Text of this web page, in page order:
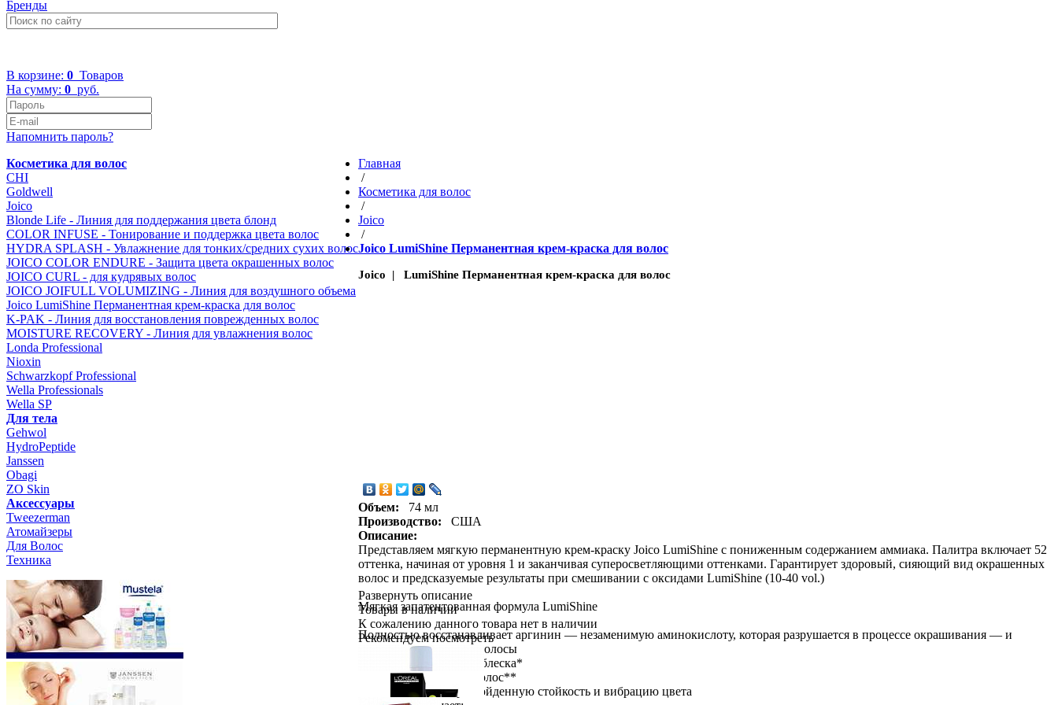
Бренды
В корзине: 0 Товаров
На сумму: 0 руб.
Напомнить пароль?
Косметика для волос
CHI
Goldwell
Joico
Blonde Life - Линия для поддержания цвета блонд
COLOR INFUSE - Тонирование и поддержка цвета волос
HYDRA SPLASH - Увлажнение для тонких/средних сухих волос
JOICO COLOR ENDURE - Защита цвета окрашенных волос
JOICO CURL - для кудрявых волоc
JOICO JOIFULL VOLUMIZING - Линия для воздушного объема
Joico LumiShine Перманентная крем-краска для волос
K-PAK - Линия для восстановления поврежденных волоc
MOISTURE RECOVERY - Линия для увлажнения волос
Londa Professional
Nioxin
Schwarzkopf Professional
Wella Professionals
Wella SP
Для тела
Gehwol
HydroPeptide
Janssen
Obagi
ZO Skin
Aксессуары
Tweezerman
Атомайзеры
Для Волос
Техника
Главная
/
Косметика для волос
/
Joico
/
Joico LumiShine Перманентная крем-краска для волос
Joico | LumiShine Перманентная крем-краска для волос
Объем:
74 мл
Производство:
США
Описание:
Представляем мягкую перманентную крем-краску Joico LumiShine с пониженным содержанием аммиака. Палитра включает 52
оттенка, начиная от уровня 1 и заканчивая суперосветляющими оттенками. Гарантирует здоровый, сияющий вид окрашенных
волос и предсказуемые результаты при смешивании с оксидами LumiShine (10-40 vol.)
Мягкая запатентованная формула LumiShine
Полностью восстанавливает аргинин — незаменимую аминокислоту, которая разрушается в процессе окрашивания — и
мгновенно укрепляет волосы
Дарит в 2 раза больше блеска*
Уменьшает ломкость волос**
Обеспечивает непревзойденную стойкость и вибрацию цвета
Развернуть описание
Товары в наличии
К сожалению данного товара нет в наличии
Рекомендуем посмотреть